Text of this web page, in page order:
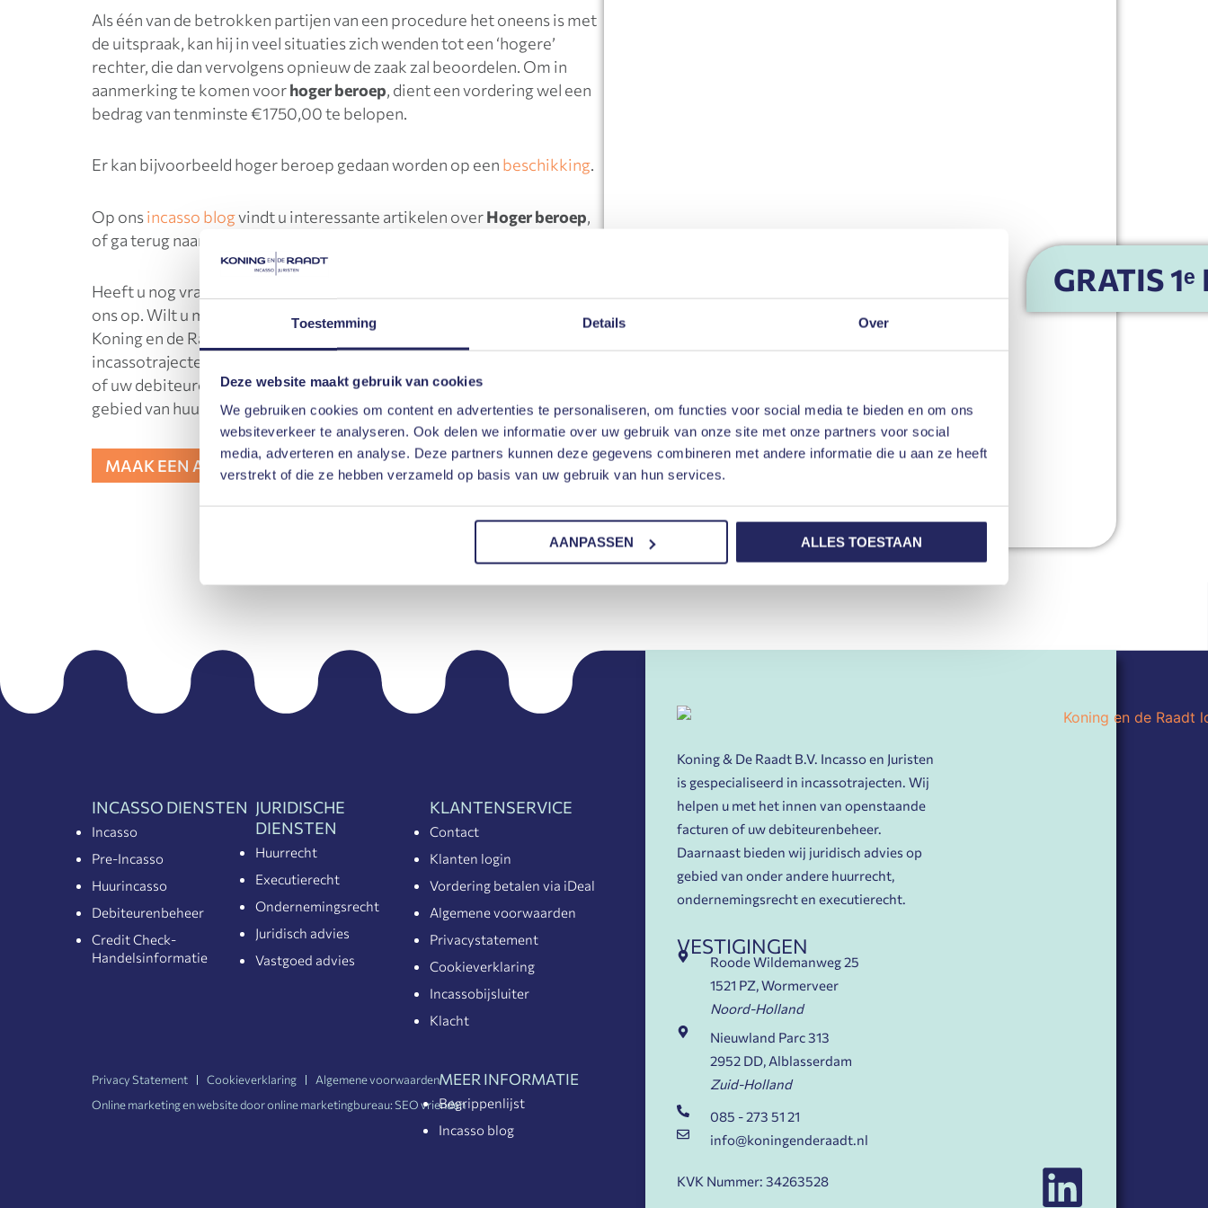
Toestemming Details Over
Deze website maakt gebruik van cookies
We gebruiken cookies om content en advertenties te personaliseren, om functies voor social media te bieden en om ons
websiteverkeer te analyseren. Ook delen we informatie over uw gebruik van onze site met onze partners voor social
media, adverteren en analyse. Deze partners kunnen deze gegevens combineren met andere informatie die u aan ze heeft
verstrekt of die ze hebben verzameld op basis van uw gebruik van hun services.
AANPASSEN ALLES TOESTAAN
GRATIS
Als één van de betrokken partijen van een procedure het oneens is met
de uitspraak, kan hij in veel situaties zich wenden tot een ‘hogere’
rechter, die dan vervolgens opnieuw de zaak zal beoordelen. Om in
aanmerking te komen voorhoger beroep, dient een vordering wel een
bedrag van tenminste €1750,00 te belopen.
Er kan bijvoorbeeld hoger beroep gedaan worden op een beschikking.
Op onsincasso blogvindt u interessante artikelen overHoger beroep,
of ga terug naar onze
Heeft u nog vragen over
ons op. Wilt u meer weten over onze incasso en/of juridische diensten?
Koning en de Raadt Incasso en Juristen is gespecialiseerd in
incassotrajecten. Wij helpen u met het innen van openstaande facturen
of uw debiteurenbeheer. Daarnaast bieden wijjuridisch advies
gebied van huurrecht, ondernemingsrecht en executierecht.
MAAK EEN AFSPRAAK
INCASSO DIENSTEN
Incasso
Pre-Incasso
Huurincasso
Debiteurenbeheer
Credit Check-
Handelsinformatie
JURIDISCHE
DIENSTEN
Huurrecht
Executierecht
Ondernemingsrecht
Juridisch advies
Vastgoed advies
KLANTENSERVICE
Contact
Klanten login
Vordering betalen via iDeal
Algemene voorwaarden
Privacystatement
Cookieverklaring
Incassobijsluiter
Klacht
MEER INFORMATIE
Begrippenlijst
Incasso blog
Koning & De Raadt B.V. Incasso en Juristen
is gespecialiseerd in incassotrajecten. Wij
helpen u met het innen van openstaande
facturen of uw debiteurenbeheer.
Daarnaast bieden wij juridisch advies op
gebied van onder andere huurrecht,
ondernemingsrecht en executierecht.
VESTIGINGEN
Roode Wildemanweg 25
1521 PZ, Wormerveer
Noord-Holland
Nieuwland Parc 313
2952 DD, Alblasserdam
Zuid-Holland
085 - 273 51 21
info@koningenderaadt.nl
KVK Nummer: 34263528
Privacy Statement Cookieverklaring
Algemene voorwaarden
Online marketing en website door online marketingbureau:SEO vrienden